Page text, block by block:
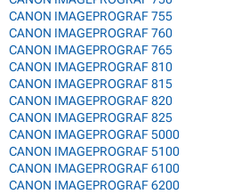
CANON IMAGEPROGRAF 755
CANON IMAGEPROGRAF 760
CANON IMAGEPROGRAF 765
CANON IMAGEPROGRAF 810
CANON IMAGEPROGRAF 815
CANON IMAGEPROGRAF 820
CANON IMAGEPROGRAF 825
CANON IMAGEPROGRAF 5000
CANON IMAGEPROGRAF 5100
CANON IMAGEPROGRAF 6100
CANON IMAGEPROGRAF 6200